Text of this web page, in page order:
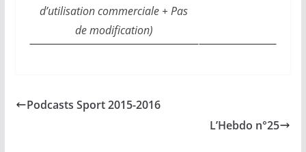
d’utilisation commerciale + Pas
de modification)
Podcasts Sport 2015-2016
L’Hebdo n°25